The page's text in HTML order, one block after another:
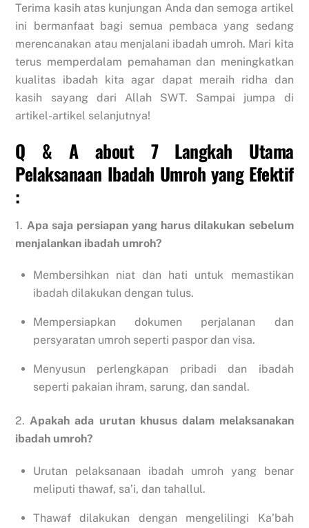
Terima kasih atas kunjungan Anda dan semoga artikel
ini bermanfaat bagi semua pembaca yang sedang
merencanakan atau menjalani ibadah umroh. Mari kita
terus memperdalam pemahaman dan meningkatkan
kualitas ibadah kita agar dapat meraih ridha dan
kasih sayang dari Allah SWT. Sampai jumpa di
artikel-artikel selanjutnya!
Q & A about 7 Langkah Utama
Pelaksanaan Ibadah Umroh yang Efektif
:
1. Apa saja persiapan yang harus dilakukan sebelum
menjalankan ibadah umroh?
Membersihkan niat dan hati untuk memastikan
ibadah dilakukan dengan tulus.
Mempersiapkan dokumen perjalanan dan
persyaratan umroh seperti paspor dan visa.
Menyusun perlengkapan pribadi dan ibadah
seperti pakaian ihram, sarung, dan sandal.
2.Apakah ada urutan khusus dalam melaksanakan
ibadah umroh?
Urutan pelaksanaan ibadah umroh yang benar
meliputi thawaf, sa’i, dan tahallul.
Thawaf dilakukan dengan mengelilingi Ka’bah